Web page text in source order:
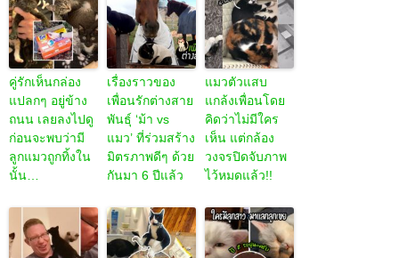
คู่รักเห็นกล่อง
แปลกๆ อยู่ข้าง
ถนน เลยลงไปดู
ก่อนจะพบว่ามี
ลูกแมวถูกทิ้งใน
นั้น…
เรื่องราวของ
เพื่อนรักต่างสาย
พันธุ์ ‘ม้า vs
แมว’ ที่ร่วมสร้าง
มิตรภาพดีๆ ด้วย
กันมา 6 ปีแล้ว
แมวตัวแสบ
แกล้งเพื่อนโดย
คิดว่าไม่มีใคร
เห็น แต่กล้อง
วงจรปิดจับภาพ
ไว้หมดแล้ว!!